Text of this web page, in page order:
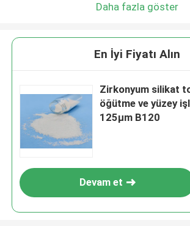
Daha fazla göster
En İyi Fiyatı Alın
Zirkonyum silikat
öğütme ve yüzey
125μm B120
Devam et